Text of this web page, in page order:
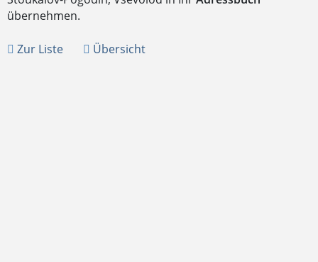
übernehmen.
Zur Liste Übersicht